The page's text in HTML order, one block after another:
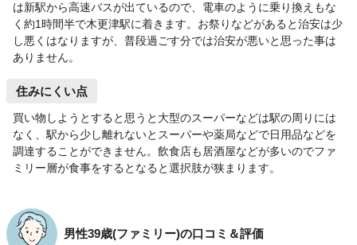
は新駅から高速バスが出ているので、電車のように乗り換えもな
く約1時間半で木更津駅に着きます。お祭りなどがあると治安は少
し悪くはなりますが、普段過ごす分では治安が悪いと思った事は
ありません。
住みにくい点
買い物しようとすると思うと大型のスーパーなどは駅の周りには
なく、駅から少し離れないとスーパーや薬局などで日用品などを
調達することができません。飲食店も居酒屋などが多いのでファ
ミリー層が食事をするとなると選択肢が狭まります。
男性39歳(ファミリー)の口コミ＆評価